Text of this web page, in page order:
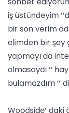
iş üstündeyim
bir son verim
elimden bir şey
yapmayı da
olmasaydı ‘’
bulamazdım ‘’
Woodside’